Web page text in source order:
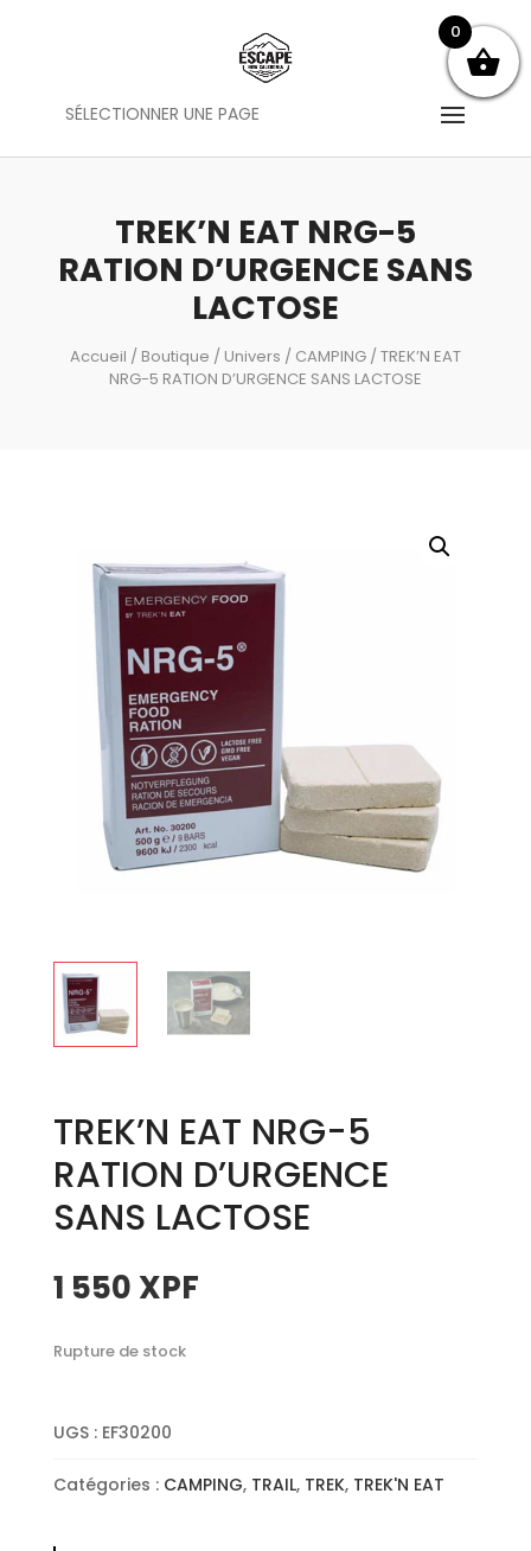
SÉLECTIONNER UNE PAGE
TREK’N EAT NRG-5
RATION D’URGENCE SANS
LACTOSE
Accueil / Boutique / Univers / CAMPING/ TREK’N EAT
NRG-5 RATION D’URGENCE SANS LACTOSE
TREK’N EAT NRG-5
RATION D’URGENCE
SANS LACTOSE
1 550 XPF
Rupture de stock
UGS : EF30200
Catégories : CAMPING, TRAIL, TREK, TREK'N EAT
0